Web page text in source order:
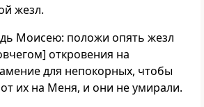
жезл.
Моисею: положи опять жезл
откровения на
для непокорных, чтобы
их на Меня, и они не умирали.